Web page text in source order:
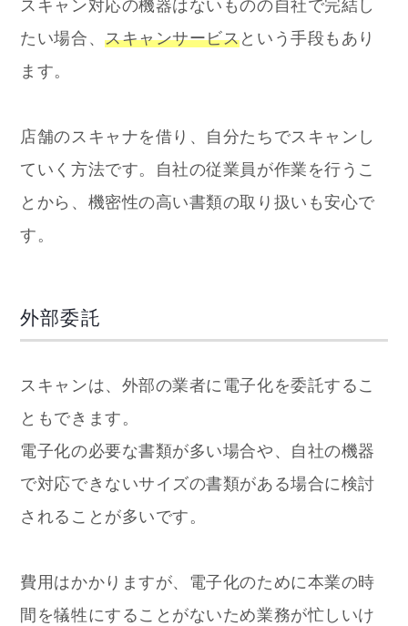
スキャン対応の機器はないものの自社で完結し
たい場合、スキャンサービスという手段もあり
ます。
店舗のスキャナを借り、自分たちでスキャンし
ていく方法です。自社の従業員が作業を行うこ
とから、機密性の高い書類の取り扱いも安心で
す。
外部委託
スキャンは、外部の業者に電子化を委託するこ
ともできます。
電子化の必要な書類が多い場合や、自社の機器
で対応できないサイズの書類がある場合に検討
されることが多いです。
費用はかかりますが、電子化のために本業の時
間を犠牲にすることがないため業務が忙しいけ